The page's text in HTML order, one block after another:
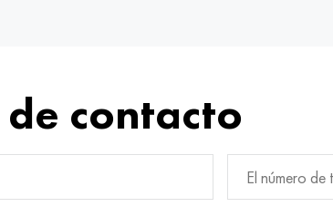
contacto